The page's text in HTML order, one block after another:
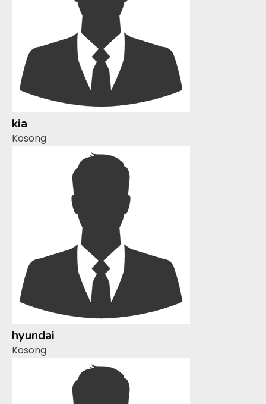
kia
Kosong
hyundai
Kosong